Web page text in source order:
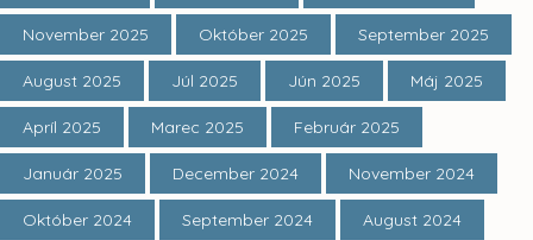
November 2025 Október 2025 September 2025
August 2025 Júl 2025 Jún 2025 Máj 2025
Apríl 2025 Marec 2025 Február 2025
Január 2025 December 2024 November 2024
Október 2024 September 2024 August 2024